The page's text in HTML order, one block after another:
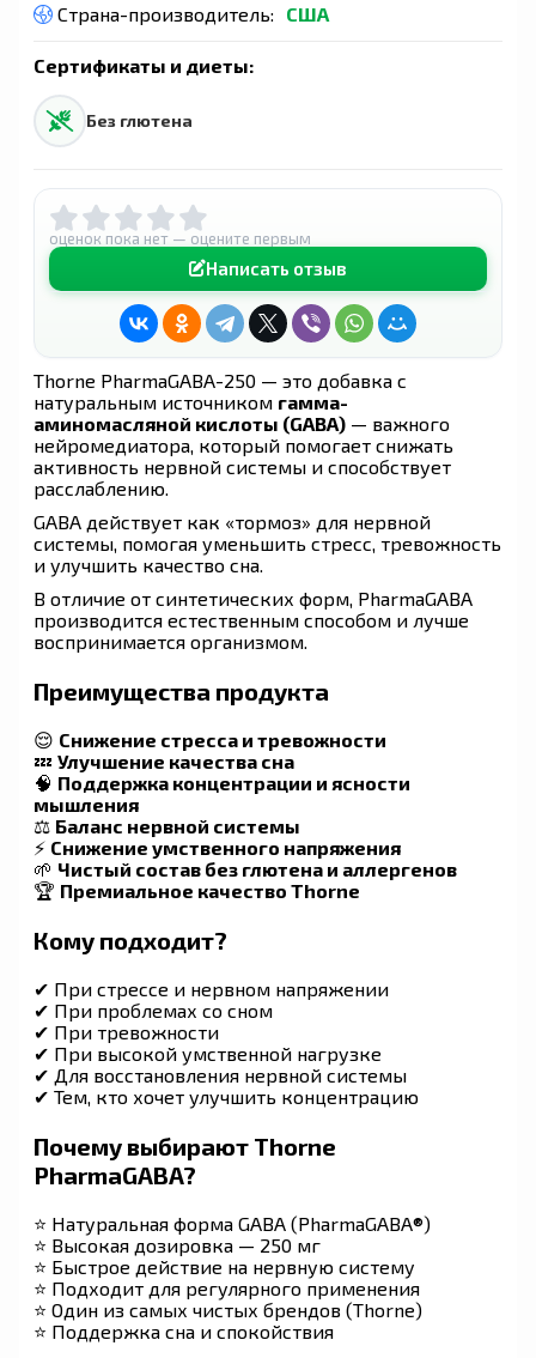
Страна-производитель: США
Сертификаты и диеты:
Без глютена
оценок пока нет — оцените первым
Написать отзыв
Thorne PharmaGABA-250 — это добавка с
натуральным источником гамма-
аминомасляной кислоты (GABA) — важного
нейромедиатора, который помогает снижать
активность нервной системы и способствует
расслаблению.
GABA действует как «тормоз» для нервной
системы, помогая уменьшить стресс, тревожность
и улучшить качество сна.
В отличие от синтетических форм, PharmaGABA
производится естественным способом и лучше
воспринимается организмом.
Преимущества продукта
😌 Снижение стресса и тревожности
💤 Улучшение качества сна
🧠 Поддержка концентрации и ясности
мышления
⚖ Баланс нервной системы
⚡ Снижение умственного напряжения
🌱 Чистый состав без глютена и аллергенов
🏆 Премиальное качество Thorne
Кому подходит?
✔ При стрессе и нервном напряжении
✔ При проблемах со сном
✔ При тревожности
✔ При высокой умственной нагрузке
✔ Для восстановления нервной системы
✔ Тем, кто хочет улучшить концентрацию
Почему выбирают Thorne
PharmaGABA?
⭐ Натуральная форма GABA (PharmaGABA®)
⭐ Высокая дозировка — 250 мг
⭐ Быстрое действие на нервную систему
⭐ Подходит для регулярного применения
⭐ Один из самых чистых брендов (Thorne)
⭐ Поддержка сна и спокойствия